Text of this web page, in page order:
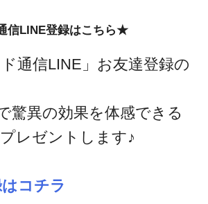
信LINE登録はこちら★
ド通信LINE」お友達登録の
驚異の効果を体感できる
レゼントします♪
コチラ